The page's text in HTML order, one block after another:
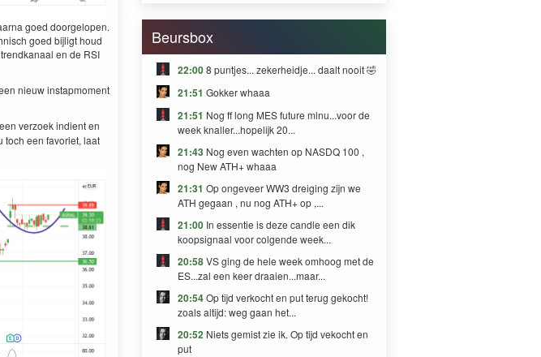
goed doorgelopen.
goed bijligt houd
en de RSI
nieuw instapmoment
verzoek indient en
toch een favoriet, laat
Beursbox
22:008 puntjes... zekerheidje... daalt nooit 🤣
21:51 Gokker whaaa
21:51 Nog ff long MES future mlnu...voor de
week knaller...hopelijk 20...
21:43 Nog even wachten op NASDQ 100 ,
nog New ATH+ whaaa
21:31 Op ongeveer WW3 dreiging zijn we
ATH gegaan , nu nog ATH+ op ,...
21:00 In essentie is deze candle een dik
koopsignaal voor colgende week...
20:58VS ging de hele week omhoog met de
ES...zal een keer draaien...maar...
20:54Op tijd verkocht en put terug gekocht!
zoals altijd: weg gaan het...
20:52 Niets gemist zie ik. Op tijd vekocht en
put